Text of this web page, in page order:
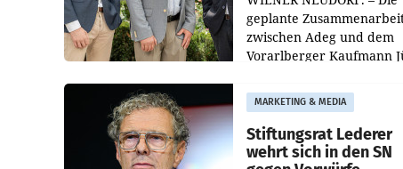
geplante
zwischen Adeg und dem
Vorarlberger Kaufmann
freigegeben: Die
und der
MARKETING & MEDIA
Stiftungsrat Lederer
wehrt sich in den SN